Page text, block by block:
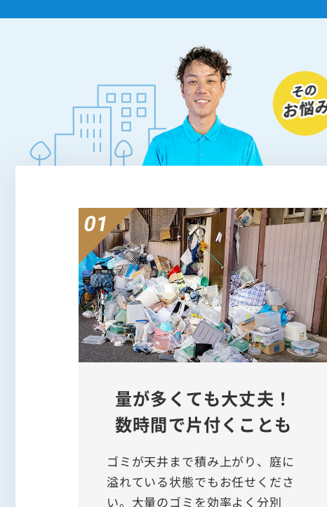
量が多くても大丈夫！
数時間で片付くことも
ゴミが天井まで積み上がり、庭に
溢れている状態でもお任せくださ
い。大量のゴミを効率よく分別